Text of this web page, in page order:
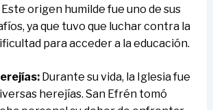
origen humilde fue uno de sus
ya que tuvo que luchar contra la
para acceder a la educación.
Durante su vida, la Iglesia fue
herejías. San Efrén tomó